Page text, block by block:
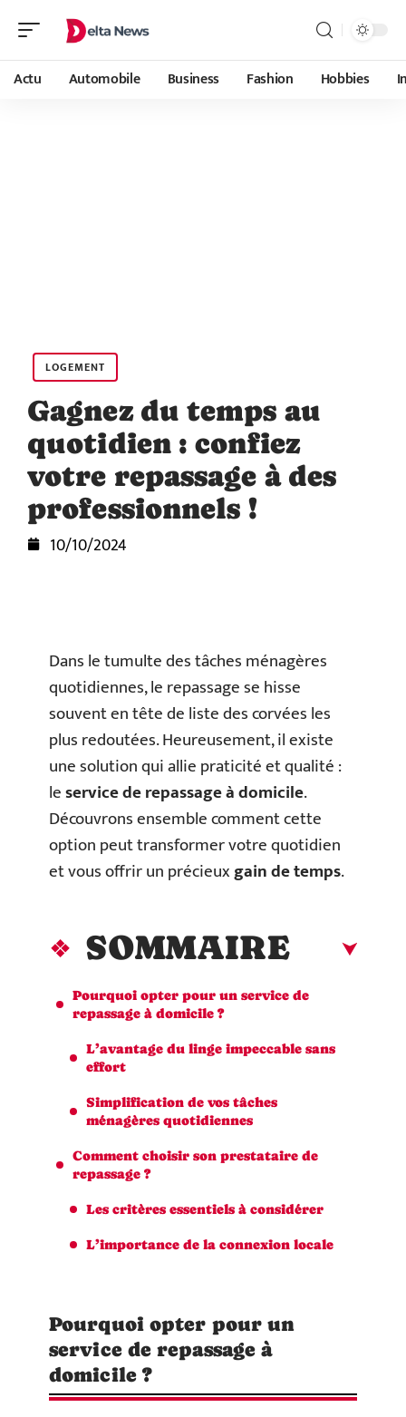
Actu Automobile Business Fashion Hobbies
LOGEMENT
Gagnez du temps au
quotidien : confiez
votre repassage à des
professionnels !
10/10/2024
Dans le tumulte des tâches ménagères
quotidiennes, le repassage se hisse
souvent en tête de liste des corvées les
plus redoutées. Heureusement, il existe
une solution qui allie praticité et qualité :
leservice de repassage à domicile.
Découvrons ensemble comment cette
option peut transformer votre quotidien
et vous offrir un précieuxgain de temps.
SOMMAIRE
Pourquoi opter pour un service de
repassage à domicile ?
L’avantage du linge impeccable sans
effort
Simplification de vos tâches
ménagères quotidiennes
Comment choisir son prestataire de
repassage ?
Les critères essentiels à considérer
L’importance de la connexion locale
Pourquoi opter pour un
service de repassage à
domicile ?